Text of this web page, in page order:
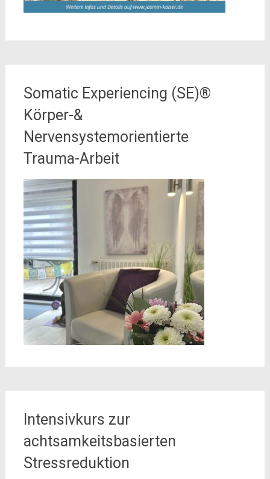
Somatic Experiencing (SE)®
Körper-&
Nervensystemorientierte
Trauma-Arbeit
Intensivkurs zur
achtsamkeitsbasierten
Stressreduktion